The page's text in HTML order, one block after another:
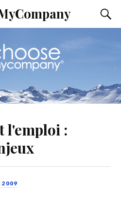
l'emploi :
2009